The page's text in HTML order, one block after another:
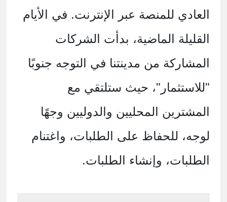
العادي للمنصة عبر الإنترنت. في الأيام
القليلة الماضية، بدأت الشركات
المشاركة من مدينتنا في التوجه جنوبًا
"للاستثمار"، حيث ستلتقي مع
المشترين المحليين والدوليين وجهًا
لوجه، للحفاظ على الطلبات، واغتنام
الطلبات، وإنشاء الطلبات.